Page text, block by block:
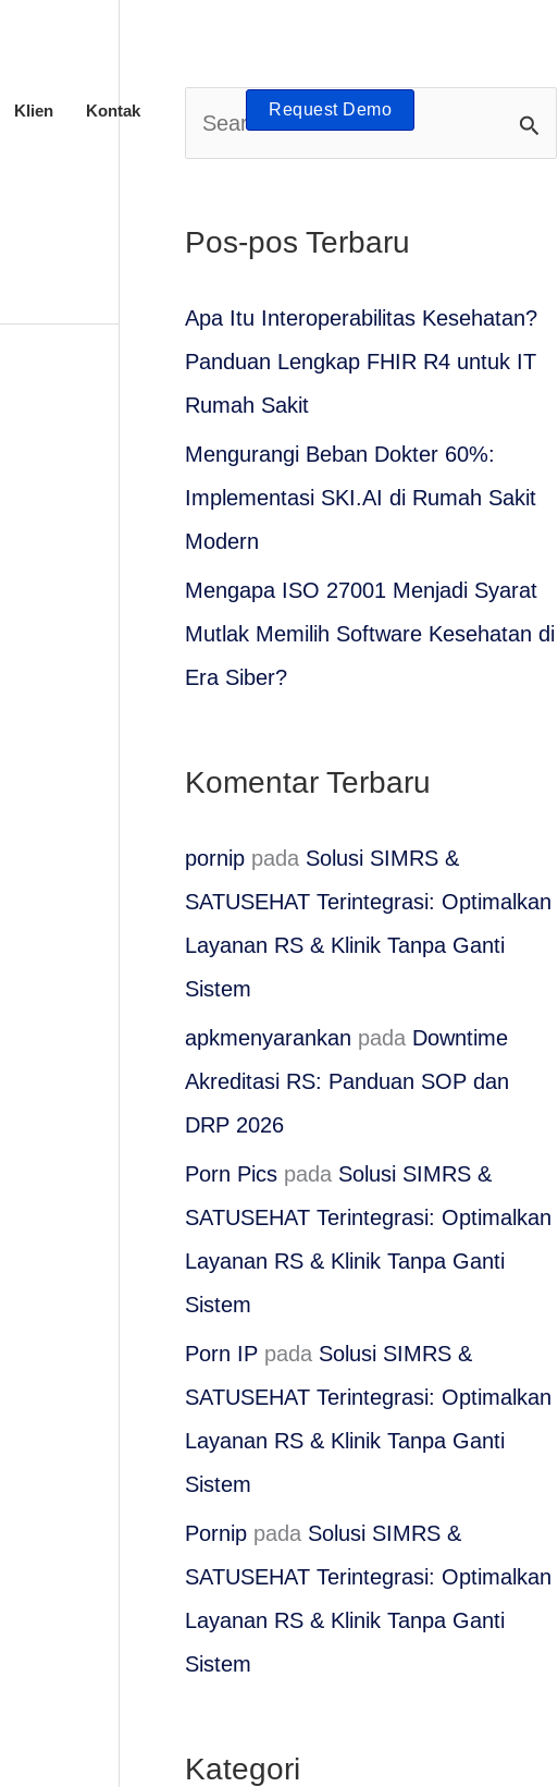
Klien Kontak Request Demo
u
n
t
Pos-pos Terbaru
Apa Itu Interoperabilitas Kesehatan?
Panduan Lengkap FHIR R4 untuk IT
Rumah Sakit
Mengurangi Beban Dokter 60%:
Implementasi SKI.AI di Rumah Sakit
Modern
Mengapa ISO 27001 Menjadi Syarat
Mutlak Memilih Software Kesehatan di
Era Siber?
Komentar Terbaru
pornippada Solusi SIMRS &
SATUSEHAT Terintegrasi: Optimalkan
Layanan RS & Klinik Tanpa Ganti
Sistem
apkmenyarankan pada Downtime
Akreditasi RS: Panduan SOP dan
DRP 2026
Porn Picspada Solusi SIMRS &
SATUSEHAT Terintegrasi: Optimalkan
Layanan RS & Klinik Tanpa Ganti
Sistem
Porn IPpada Solusi SIMRS &
SATUSEHAT Terintegrasi: Optimalkan
Layanan RS & Klinik Tanpa Ganti
Sistem
Pornippada Solusi SIMRS &
SATUSEHAT Terintegrasi: Optimalkan
Layanan RS & Klinik Tanpa Ganti
Sistem
Kategori